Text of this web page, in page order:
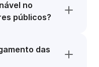
no
públicos?
das